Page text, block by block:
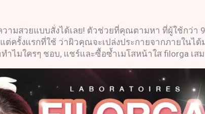
วามสวยแบบสั่งได้เลย! ตัวช่วยที่คุณตามหา ที่ผู้ใช้กว่า
ครั้งแรกที่ใช้ ว่าผิวคุณจะเปล่งประกายจากภายในไ
ำไมใครๆ ชอบ, แชร์และซื้อซ้ำเมโสหน้าใส filorga เส